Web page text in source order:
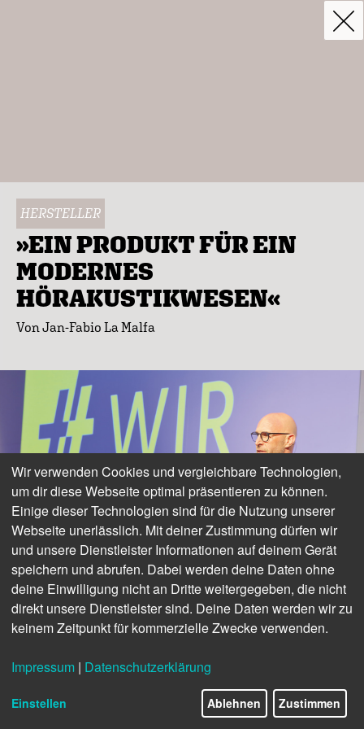
HERSTELLER
»EIN PRODUKT FÜR EIN
MODERNES
HÖRAKUSTIKWESEN«
Von Jan-Fabio La Malfa
Christian Honsig machte beim Signia Be Brilliant Event 2022 auf die Situation in
der Ukraine aufmerksam
Am 4. März fand mit dem Signia Be-Brilliant-Event der
Styletto, das ab Mai mit der AX-Plattform verfügbar sein
wird, gab Signia im Kölner Hilton auch gleichzeitig
bekannt, die Features der AX-Plattform zu erweitern. Wir
Wir verwenden Cookies und vergleichbare Technologien,
um dir diese Webseite optimal präsentieren zu können.
Einige dieser Technologien sind für die Nutzung unserer
Webseite unerlässlich. Mit deiner Zustimmung dürfen wir
und unsere Dienstleister Informationen auf deinem Gerät
speichern und abrufen. Dabei werden deine Daten ohne
deine Einwilligung nicht an Dritte weitergegeben, die nicht
direkt unsere Dienstleister sind. Deine Daten werden wir zu
keinem Zeitpunkt für kommerzielle Zwecke verwenden.
Impressum | Datenschutzerklärung
Einstellen Ablehnen Zustimmen